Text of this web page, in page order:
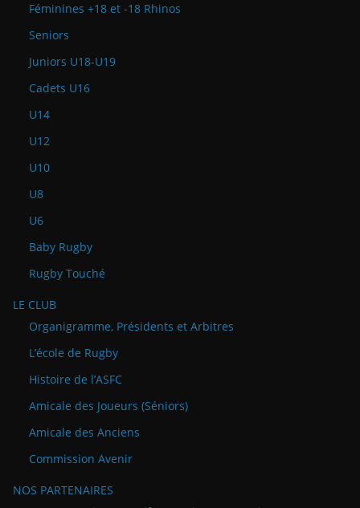
Féminines +18 et -18 Rhinos
Seniors
Juniors U18-U19
Cadets U16
U14
U12
U10
U8
U6
Baby Rugby
Rugby Touché
LE CLUB
Organigramme, Présidents et Arbitres
L’école de Rugby
Histoire de l’ASFC
Amicale des Joueurs (Séniors)
Amicale des Anciens
Commission Avenir
NOS PARTENAIRES